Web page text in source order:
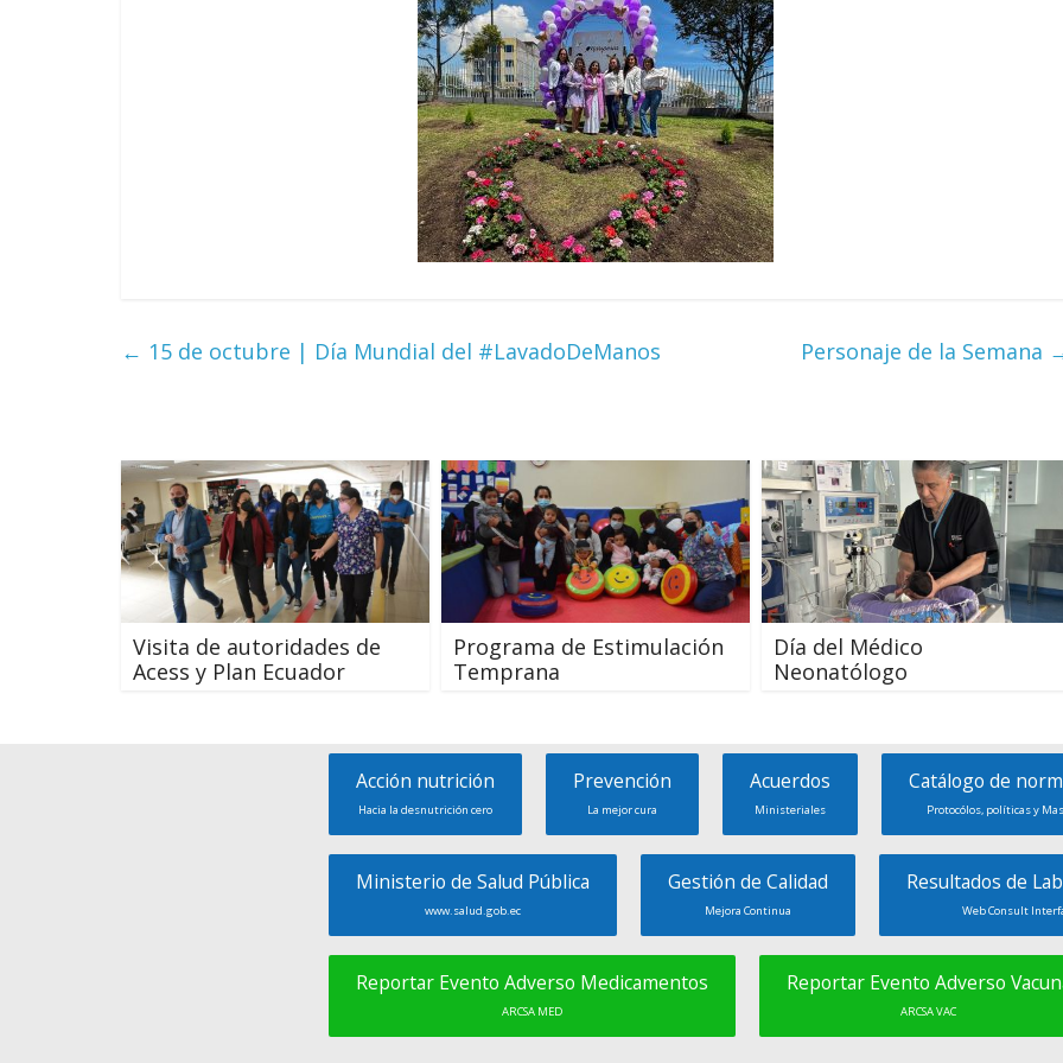
← 15 de octubre | Día Mundial del #LavadoDeManos Personaje de la Semana
Visita de autoridades de
Acess y Plan Ecuador
Programa de Estimulación
Temprana
Día del Médico
Neonatólogo
Acción nutrición
Hacia la desnutrición cero
Prevención
La mejor cura
Acuerdos
Ministeriales
Catálogo de
Protocólos, políticas y Mas
Ministerio de Salud Pública
www.salud.gob.ec
Gestión de Calidad
Mejora Continua
Resultados de
Web Consult
Reportar Evento Adverso Medicamentos
ARCSA MED
Reportar Evento Adverso
ARCSA VAC